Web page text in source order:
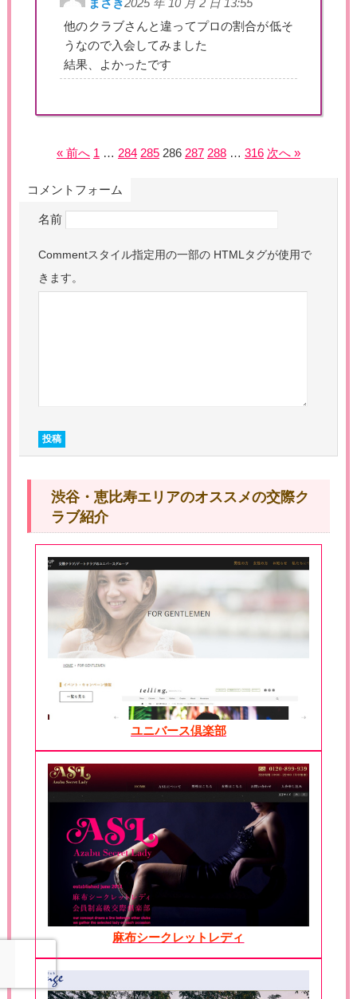
まさき2025 年 10 月 2 日 13:55
他のクラブさんと違ってプロの割合が低そ
うなので入会してみました
結果、よかったです
« 前へ 1 … 284 285 286 287 288 … 316 次へ »
コメントフォーム
名前
渋谷・恵比寿エリアのオススメの交際ク
ラブ紹介
ユニバース倶楽部
麻布シークレットレディ